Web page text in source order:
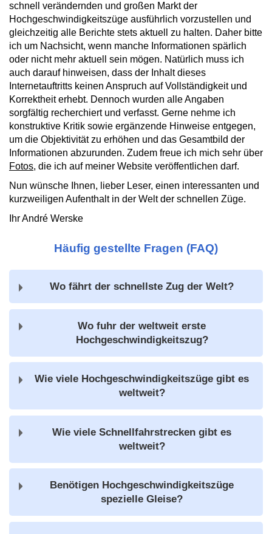
schnell verändernden und großen Markt der
Hochgeschwindigkeitszüge ausführlich vorzustellen und
gleichzeitig alle Berichte stets aktuell zu halten. Daher bitte
ich um Nachsicht, wenn manche Informationen spärlich
oder nicht mehr aktuell sein mögen. Natürlich muss ich
auch darauf hinweisen, dass der Inhalt dieses
Internetauftritts keinen Anspruch auf Vollständigkeit und
Korrektheit erhebt. Dennoch wurden alle Angaben
sorgfältig recherchiert und verfasst. Gerne nehme ich
konstruktive Kritik sowie ergänzende Hinweise entgegen,
um die Objektivität zu erhöhen und das Gesamtbild der
Informationen abzurunden. Zudem freue ich mich sehr über
Fotos, die ich auf meiner Website veröffentlichen darf.
Nun wünsche Ihnen, lieber Leser, einen interessanten und
kurzweiligen Aufenthalt in der Welt der schnellen Züge.
Ihr André Werske
Häufig gestellte Fragen (FAQ)
Wo fährt der schnellste Zug der Welt?
Wo fuhr der weltweit erste
Hochgeschwindigkeitszug?
Wie viele Hochgeschwindigkeitszüge gibt es
weltweit?
Wie viele Schnellfahrstrecken gibt es
weltweit?
Benötigen Hochgeschwindigkeitszüge
spezielle Gleise?